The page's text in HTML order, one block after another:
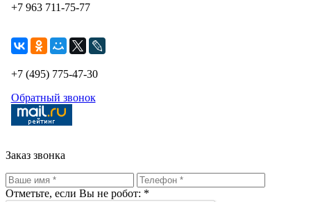
+7 963 711-75-77
+7 (495) 775-47-30
Обратный звонок
Заказ звонка
Отметьте, если Вы не робот: *